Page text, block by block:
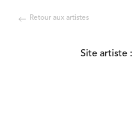
Retour aux artistes
Site artiste :